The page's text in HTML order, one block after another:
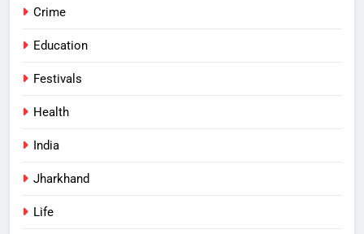
Crime
Education
Festivals
Health
India
Jharkhand
Life